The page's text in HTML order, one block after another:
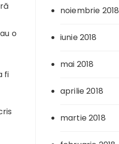
o
fi
noiembrie 2018
iunie 2018
mai 2018
aprilie 2018
martie 2018